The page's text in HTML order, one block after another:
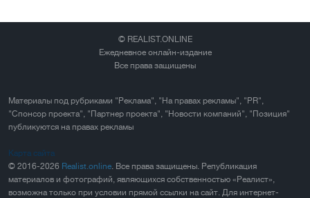
© REALIST.ONLINE
Ежедневное онлайн-издание
Все права защищены
Материалы под рубриками "Реклама", "На правах рекламы", "PR",
"Спонсор проекта", "Партнер проекта", "Новости компаний", "Позиция"
публикуются на правах рекламы
Карта сайта
© 2016-2026 Realist.online. Все права защищены. Републикация
материалов и фотографий, являющихся собственностью «Реалист»,
возможна только при условии прямой ссылки на сайт. Для интернет-